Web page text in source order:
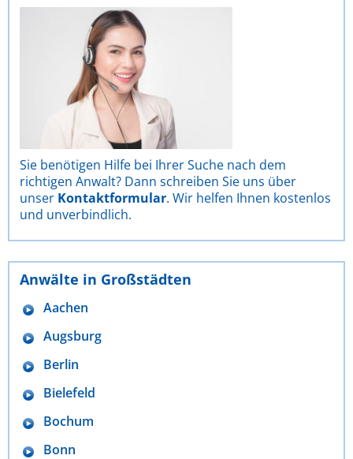
Sie benötigen Hilfe bei Ihrer Suche nach dem
richtigen Anwalt? Dann schreiben Sie uns über
unser Kontaktformular. Wir helfen Ihnen kostenlos
und unverbindlich.
Anwälte in Großstädten
Aachen
Augsburg
Berlin
Bielefeld
Bochum
Bonn